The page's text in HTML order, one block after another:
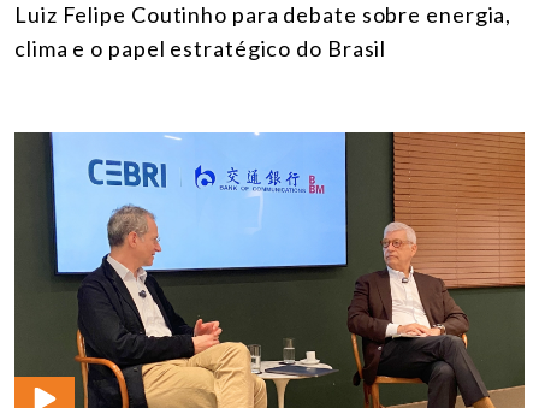
Luiz Felipe Coutinho para debate sobre energia,
clima e o papel estratégico do Brasil